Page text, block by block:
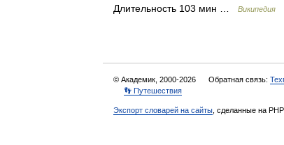
Длительность 103 мин …
Википедия
© Академик, 2000-2026 Обратная связь:
👣 Путешествия
Экспорт словарей на сайты , сделанные на PHP,